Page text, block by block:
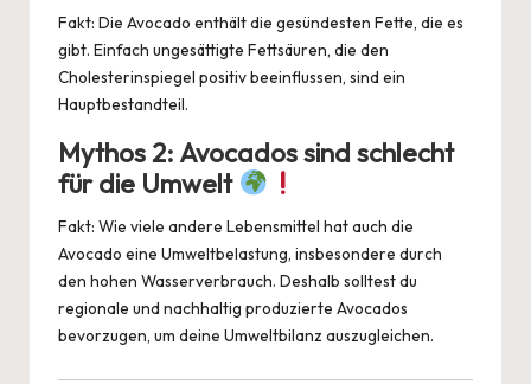
Fakt: Die Avocado enthält die gesündesten Fette, die es
gibt. Einfach ungesättigte Fettsäuren, die den
Cholesterinspiegel positiv beeinflussen, sind ein
Hauptbestandteil.
Mythos 2: Avocados sind schlecht
für die Umwelt
Fakt: Wie viele andere Lebensmittel hat auch die
Avocado eine Umweltbelastung, insbesondere durch
den hohen Wasserverbrauch. Deshalb solltest du
regionale und nachhaltig produzierte Avocados
bevorzugen, um deine Umweltbilanz auszugleichen.